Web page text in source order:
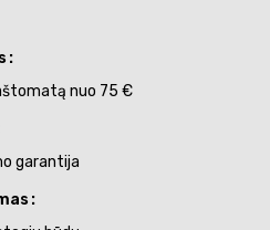
nuo 75 €
garantija